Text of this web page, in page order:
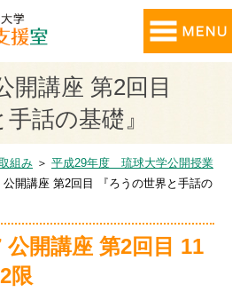
開講座 第2回目
話の基礎』
組み ＞ 平成29年度 琉球大学公開授業
公開講座 第2回目 『ろうの世界と手話の
公開講座 第2回目 11
限